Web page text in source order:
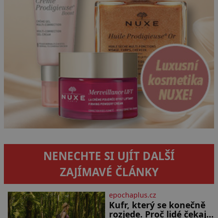
NENECHTE SI UJÍT DALŠÍ
ZAJÍMAVÉ ČLÁNKY
epochaplus.cz
Kufr, který se konečně
rozjede. Proč lidé čekají